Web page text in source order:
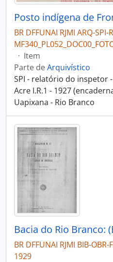
BR DFFUNAI RJMI ARQ-SPI-
· Item
Parte deArquivístico
SPI - relatório do inspetor
Acre I.R.1 - 1927
Uapixana - Rio Branco
BR DFFUNAI RJMI BIB-
1929